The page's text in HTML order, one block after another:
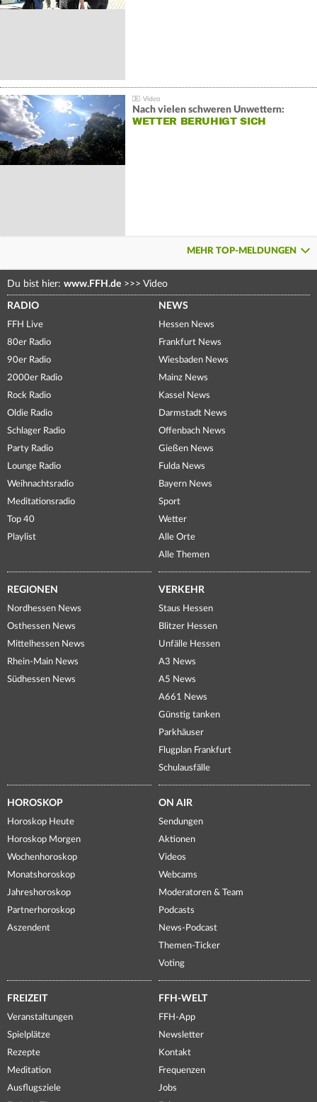
Nach vielen schweren Unwettern:
WETTER BERUHIGT SICH
MEHR TOP-MELDUNGEN
Du bist hier: www.FFH.de >>> Video
RADIO
FFH Live
80er Radio
90er Radio
2000er Radio
Rock Radio
Oldie Radio
Schlager Radio
Party Radio
Lounge Radio
Weihnachtsradio
Meditationsradio
Top 40
Playlist
NEWS
Hessen News
Frankfurt News
Wiesbaden News
Mainz News
Kassel News
Darmstadt News
Offenbach News
Gießen News
Fulda News
Bayern News
Sport
Wetter
Alle Orte
Alle Themen
REGIONEN
Nordhessen News
Osthessen News
Mittelhessen News
Rhein-Main News
Südhessen News
VERKEHR
Staus Hessen
Blitzer Hessen
Unfälle Hessen
A3 News
A5 News
A661 News
Günstig tanken
Parkhäuser
Flugplan Frankfurt
Schulausfälle
HOROSKOP
Horoskop Heute
Horoskop Morgen
Wochenhoroskop
Monatshoroskop
Jahreshoroskop
Partnerhoroskop
Aszendent
ON AIR
Sendungen
Aktionen
Videos
Webcams
Moderatoren & Team
Podcasts
News-Podcast
Themen-Ticker
Voting
FREIZEIT
Veranstaltungen
Spielplätze
Rezepte
Meditation
Ausflugsziele
FFH-WELT
FFH-App
Newsletter
Kontakt
Frequenzen
Jobs